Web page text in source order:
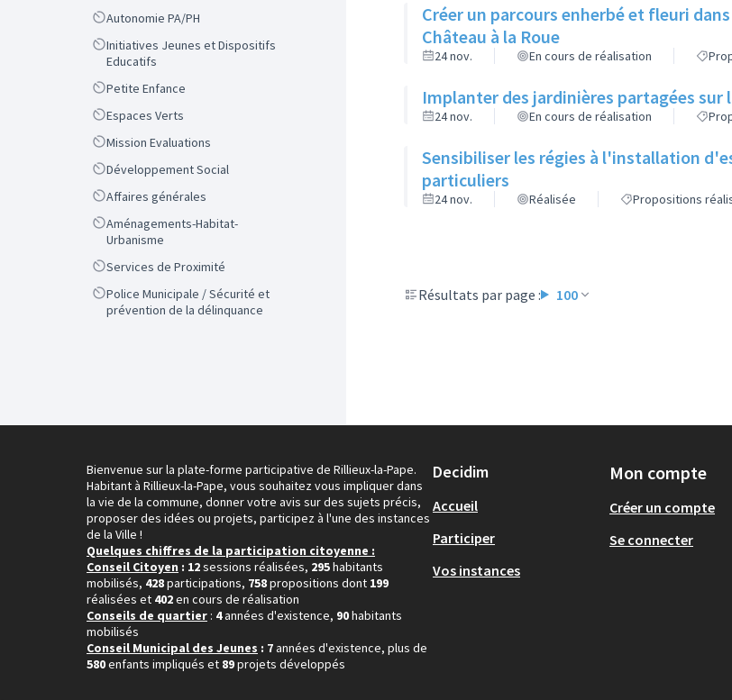
ScopeAutonomie PA/PH
Scope
Initiatives Jeunes et Dispositifs
Educatifs
ScopePetite Enfance
ScopeEspaces Verts
ScopeMission Evaluations
ScopeDéveloppement Social
ScopeAffaires générales
Scope
Aménagements-Habitat-
Urbanisme
ScopeServices de Proximité
Scope
Police Municipale / Sécurité et
prévention de la délinquance
Créer un parcours enherbé et fleuri
Château à la Roue
24 nov. En cours de réalisation
Implanter des jardinières partagées sur
24 nov. En cours de réalisation
Sensibiliser les régies à l'installation
particuliers
24 nov. Réalisée Propositions
Résultats par page : 100
Bienvenue sur la plate-forme participative de Rillieux-la-Pape.
Habitant à Rillieux-la-Pape, vous souhaitez vous impliquer dans
la vie de la commune, donner votre avis sur des sujets précis,
proposer des idées ou projets, participez à l'une des instances
de la Ville !
Quelques chiffres de la participation citoyenne :
Conseil Citoyen : 12sessions réalisées, 295habitants
mobilisés, 428participations, 758propositions dont 199
réalisées et 402en cours de réalisation
Conseils de quartier : 4années d'existence, 90habitants
mobilisés
Conseil Municipal des Jeunes : 7années d'existence, plus de
580enfants impliqués et 89projets développés
Decidim
Accueil
Participer
Vos instances
Mon compte
Créer un compte
Se connecter